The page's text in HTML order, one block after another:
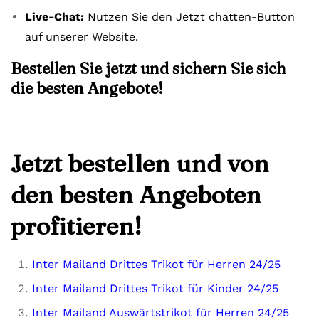
Live-Chat: Nutzen Sie den Jetzt chatten-Button
auf unserer Website.
Bestellen Sie jetzt und sichern Sie sich
die besten Angebote!
Jetzt bestellen und von
den besten Angeboten
profitieren!
Inter Mailand Drittes Trikot für Herren 24/25
Inter Mailand Drittes Trikot für Kinder 24/25
Inter Mailand Auswärtstrikot für Herren 24/25